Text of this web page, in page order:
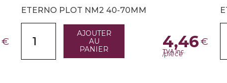
€
ETERNO PLOT NM2 40-70MM
AJOUTER
AU
PANIER
4,46€
TVA inc.
/pièce